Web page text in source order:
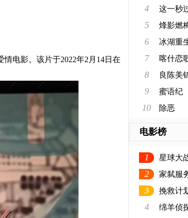
电影。该片于2022年2月14日在
4 这一秒
5 烽影燃
6 冰湖重
7 喀什恋
8 良陈美
9 蜜语纪
10 除恶
电影榜
1 星球大
2 家弑服
3 挽救计
4 绵羊侦